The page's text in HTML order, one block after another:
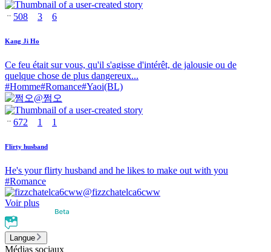
508 3 6
Kang Ji Ho
Ce feu était sur vous, qu'il s'agisse d'intérêt, de jalousie ou de
quelque chose de plus dangereux...
#Homme#Romance#Yaoi(BL)
@쩜오
672 1 1
Flirty husband
He's your flirty husband and he likes to make out with you
#Romance
@fizzchatelca6cww
Voir plus
Langue
Médias sociaux